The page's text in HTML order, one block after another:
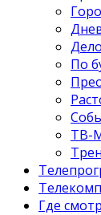
По
ТВ-
Где